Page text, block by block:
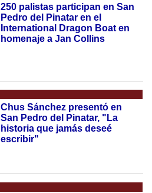
250 palistas participan en San
Pedro del Pinatar en el
International Dragon Boat en
homenaje a Jan Collins
Chus Sánchez presentó en
San Pedro del Pinatar, "La
historia que jamás deseé
escribir"